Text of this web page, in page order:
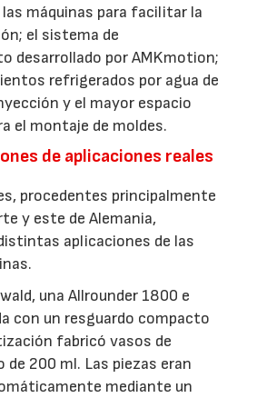
máquinas para facilitar la
el sistema de
desarrollado por AMKmotion;
refrigerados por agua de
y el mayor espacio
el montaje de moldes.
de aplicaciones reales
procedentes principalmente
y este de Alemania,
aplicaciones de las
una Allrounder 1800 e
con un resguardo compacto
fabricó vasos de
200 ml. Las piezas eran
mediante un